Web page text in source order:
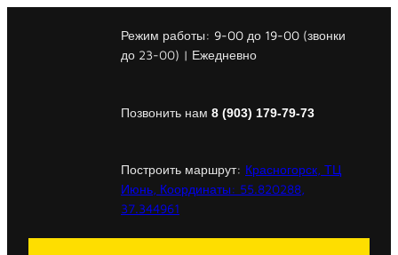
Режим работы: 9-00 до 19-00 (звонки
до 23-00) | Ежедневно
Позвонить нам 8 (903) 179-79-73
Построить маршрут: Красногорск, ТЦ
Июнь, Координаты: 55.820288,
37.344961